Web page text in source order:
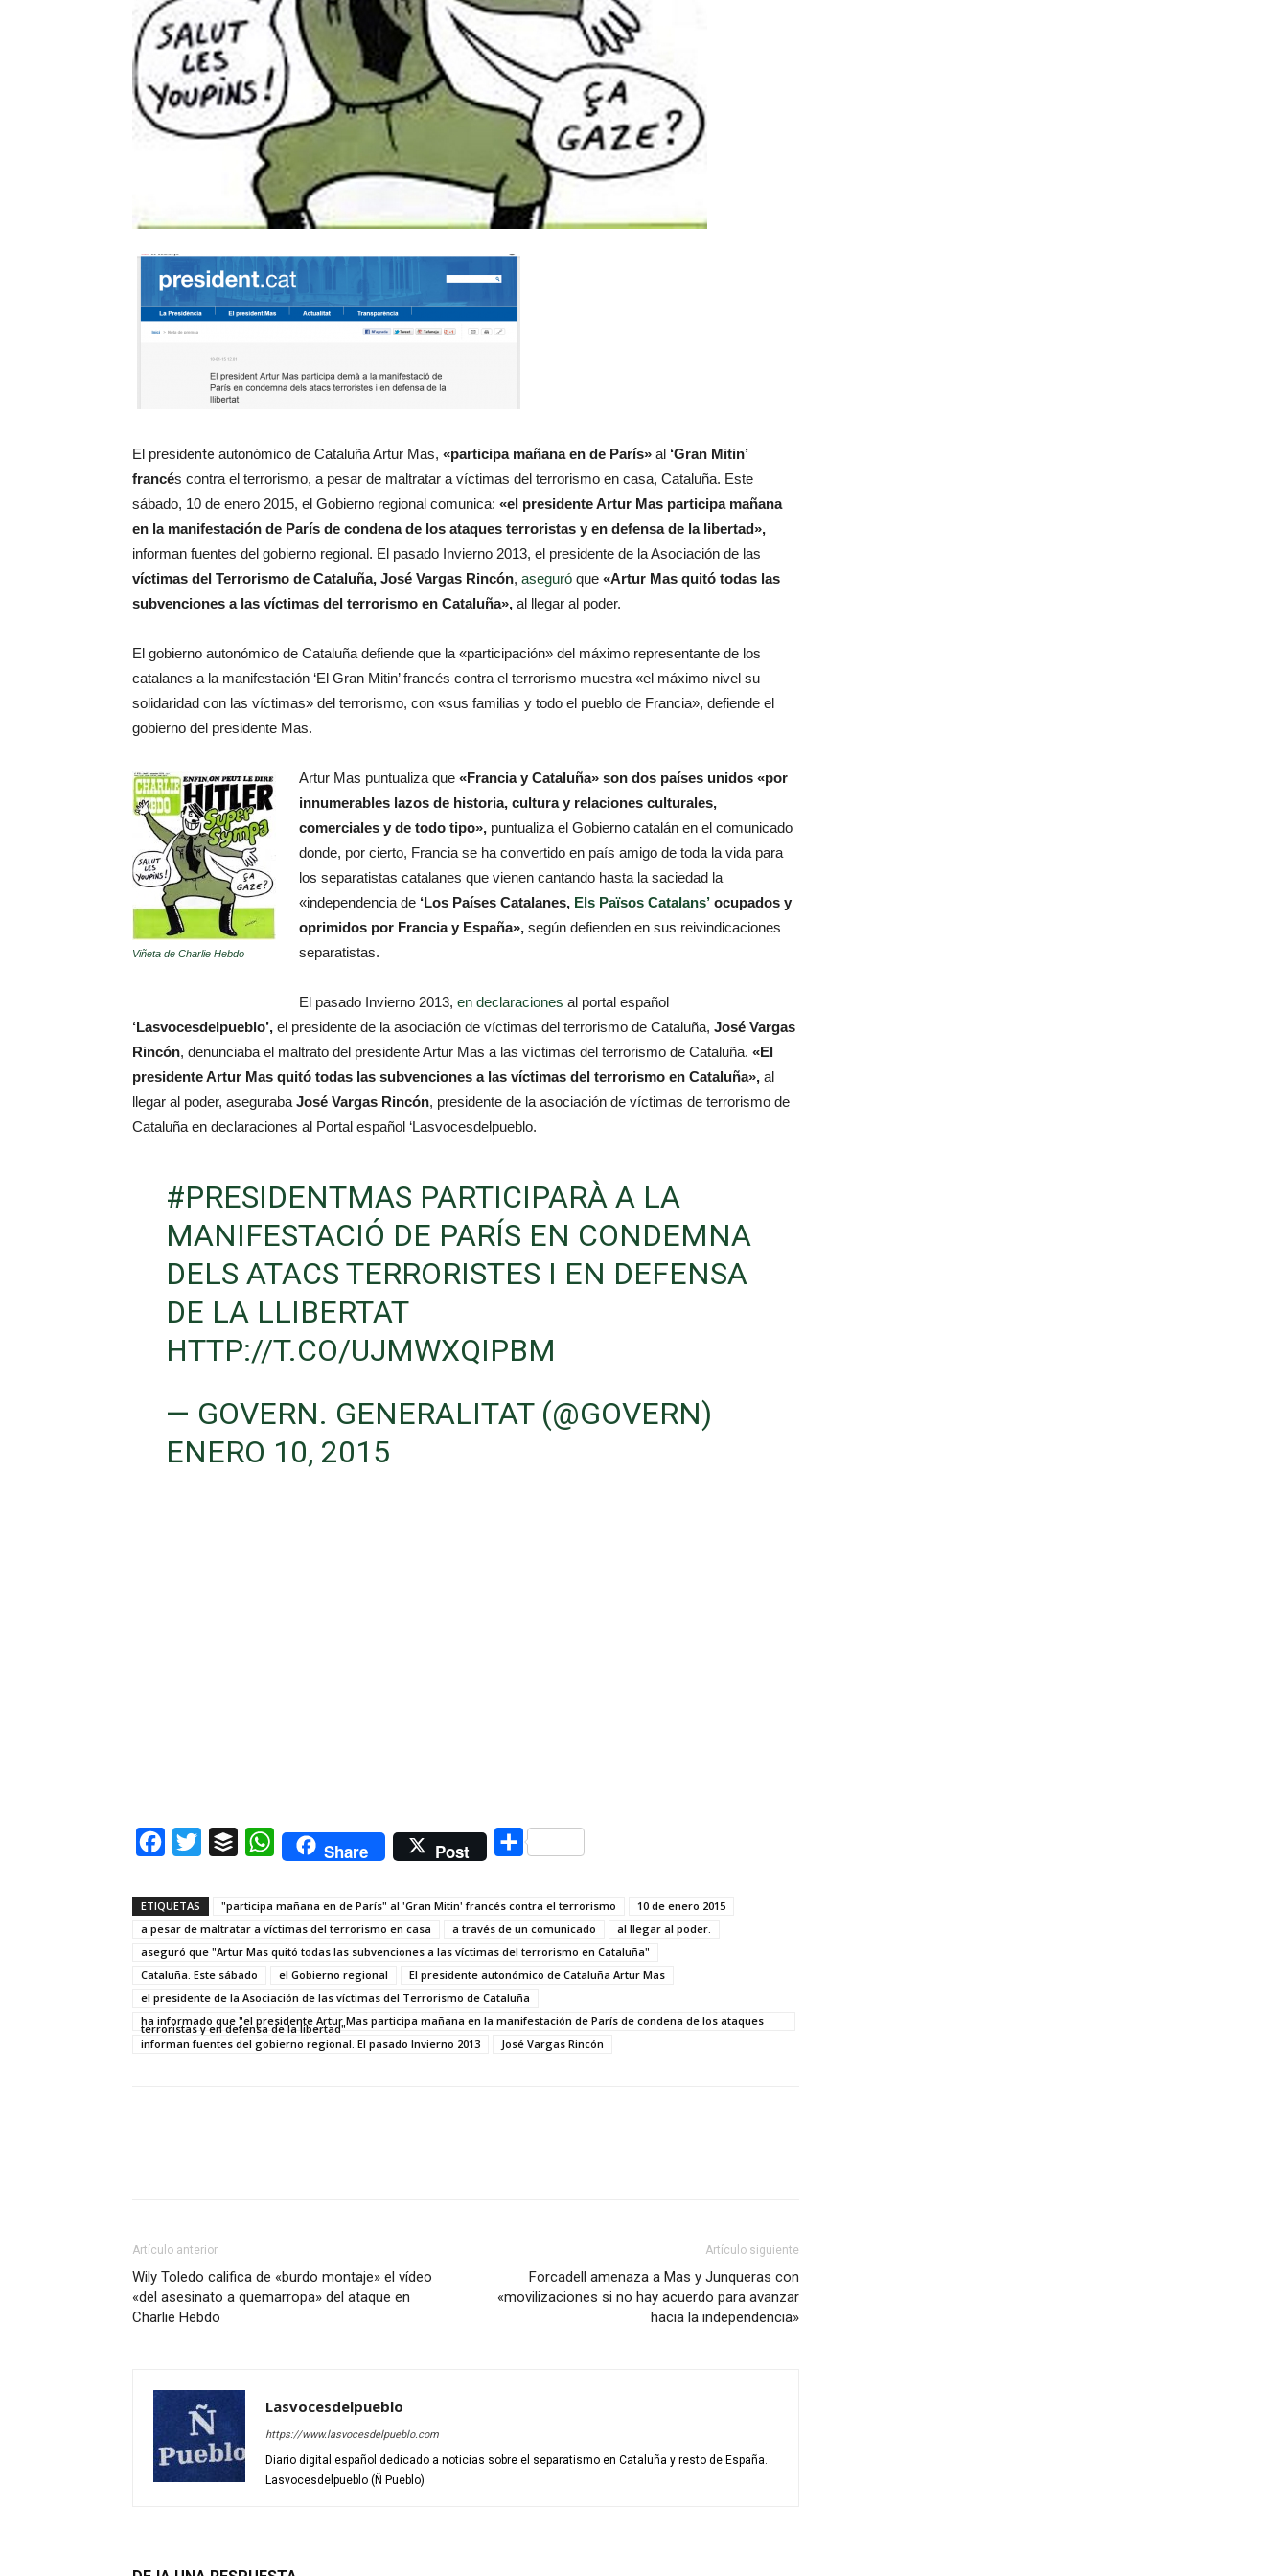
El presidente autonómico de Cataluña Artur Mas, «participa mañana en de París» al ‘Gran Mitin’
francés contra el terrorismo, a pesar de maltratar a víctimas del terrorismo en casa, Cataluña. Este
sábado, 10 de enero 2015, el Gobierno regional comunica: «el presidente Artur Mas participa mañana
en la manifestación de París de condena de los ataques terroristas y en defensa de la libertad»,
informan fuentes del gobierno regional. El pasado Invierno 2013, el presidente de la Asociación de las
víctimas del Terrorismo de Cataluña, José Vargas Rincón, aseguró que «Artur Mas quitó todas las
subvenciones a las víctimas del terrorismo en Cataluña», al llegar al poder.
El gobierno autonómico de Cataluña defiende que la «participación» del máximo representante de los
catalanes a la manifestación ‘El Gran Mitin’ francés contra el terrorismo muestra «el máximo nivel su
solidaridad con las víctimas» del terrorismo, con «sus familias y todo el pueblo de Francia», defiende el
gobierno del presidente Mas.
Viñeta de Charlie Hebdo
Artur Mas puntualiza que «Francia y Cataluña» son dos países unidos «por
innumerables lazos de historia, cultura y relaciones culturales,
comerciales y de todo tipo», puntualiza el Gobierno catalán en el comunicado
donde, por cierto, Francia se ha convertido en país amigo de toda la vida para
los separatistas catalanes que vienen cantando hasta la saciedad la
«independencia de ‘Los Países Catalanes, Els Països Catalans’ ocupados y
oprimidos por Francia y España», según defienden en sus reivindicaciones
separatistas.
El pasado Invierno 2013, en declaraciones al portal español
‘Lasvocesdelpueblo’, el presidente de la asociación de víctimas del terrorismo de Cataluña, José Vargas
Rincón, denunciaba el maltrato del presidente Artur Mas a las víctimas del terrorismo de Cataluña. «El
presidente Artur Mas quitó todas las subvenciones a las víctimas del terrorismo en Cataluña», al
llegar al poder, aseguraba José Vargas Rincón, presidente de la asociación de víctimas de terrorismo de
Cataluña en declaraciones al Portal español ‘Lasvocesdelpueblo.
#PRESIDENTMAS PARTICIPARÀ A LA
MANIFESTACIÓ DE PARÍS EN CONDEMNA
DELS ATACS TERRORISTES I EN DEFENSA
DE LA LLIBERTAT
HTTP://T.CO/UJMWXQIPBM
— GOVERN. GENERALITAT (@GOVERN)
ENERO 10, 2015
Facebook
Twitter Buffer WhatsAppShare Post Compartir
ETIQUETAS "participa mañana en de París" al 'Gran Mitin' francés contra el terrorismo
10 de enero 2015
a pesar de maltratar a víctimas del terrorismo en casa
a través de un comunicado
al llegar al poder.
aseguró que "Artur Mas quitó todas las subvenciones a las víctimas del terrorismo en Cataluña"
Cataluña. Este sábado
el Gobierno regional
El presidente autonómico de Cataluña Artur Mas
el presidente de la Asociación de las víctimas del Terrorismo de Cataluña
ha informado que "el presidente Artur Mas participa mañana en la manifestación de París de condena de los ataques
terroristas y en defensa de la libertad"
informan fuentes del gobierno regional. El pasado Invierno 2013
José Vargas Rincón
Artículo anterior
Wily Toledo califica de «burdo montaje» el vídeo
«del asesinato a quemarropa» del ataque en
Charlie Hebdo
Artículo siguiente
Forcadell amenaza a Mas y Junqueras con
«movilizaciones si no hay acuerdo para avanzar
hacia la independencia»
Lasvocesdelpueblo
https://www.lasvocesdelpueblo.com
Diario digital español dedicado a noticias sobre el separatismo en Cataluña y resto de España.
Lasvocesdelpueblo (Ñ Pueblo)